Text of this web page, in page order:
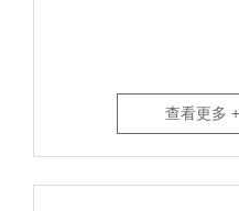
查看更多 +